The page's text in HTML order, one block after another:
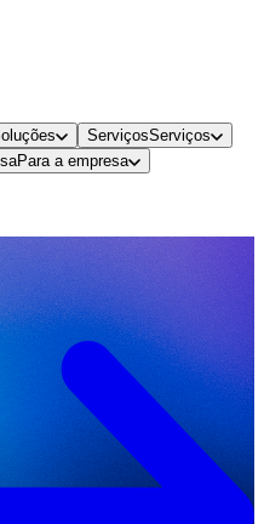
ServiçosServiços
Para a empresa